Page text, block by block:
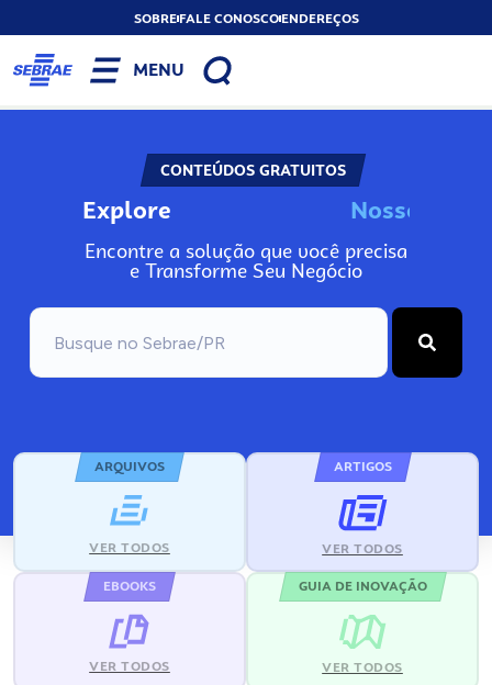
SOBREFALE CONOSCOENDEREÇOS
MENU
CONTEÚDOS GRATUITOS
Explore Nosso
Encontre a solução que você precisa
e Transforme Seu Negócio
ARQUIVOS
VER TODOS
ARTIGOS
VER TODOS
EBOOKS
VER TODOS
GUIA DE INOVAÇÃO
VER TODOS